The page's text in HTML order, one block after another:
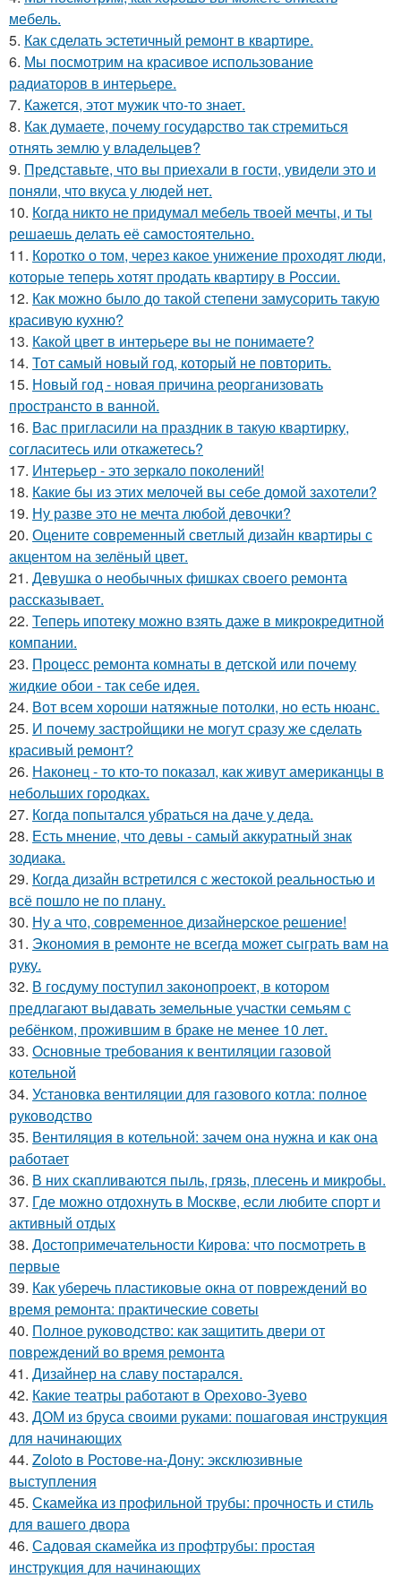
мебель.
5. Как сделать эстетичный ремонт в квартире.
6. Мы посмотрим на красивое использование
радиаторов в интерьере.
7. Кажется, этот мужик что-то знает.
8. Как думаете, почему государство так стремиться
отнять землю у владельцев?
9. Представьте, что вы приехали в гости, увидели это и
поняли, что вкуса у людей нет.
10. Когда никто не придумал мебель твоей мечты, и ты
решаешь делать её самостоятельно.
11. Коротко о том, через какое унижение проходят люди,
которые теперь хотят продать квартиру в России.
12. Как можно было до такой степени замусорить такую
красивую кухню?
13. Какой цвет в интерьере вы не понимаете?
14. Тот самый новый год, который не повторить.
15. Новый год - новая причина реорганизовать
пространсто в ванной.
16. Вас пригласили на праздник в такую квартирку,
согласитесь или откажетесь?
17. Интерьер - это зеркало поколений!
18. Какие бы из этих мелочей вы себе домой захотели?
19. Ну разве это не мечта любой девочки?
20. Оцените современный светлый дизайн квартиры с
акцентом на зелёный цвет.
21. Девушка о необычных фишках своего ремонта
рассказывает.
22. Теперь ипотеку можно взять даже в микрокредитной
компании.
23. Процесс ремонта комнаты в детской или почему
жидкие обои - так себе идея.
24. Вот всем хороши натяжные потолки, но есть нюанс.
25. И почему застройщики не могут сразу же сделать
красивый ремонт?
26. Наконец - то кто-то показал, как живут американцы в
небольших городках.
27. Когда попытался убраться на даче у деда.
28. Есть мнение, что девы - самый аккуратный знак
зодиака.
29. Когда дизайн встретился с жестокой реальностью и
всё пошло не по плану.
30. Ну а что, современное дизайнерское решение!
31. Экономия в ремонте не всегда может сыграть вам на
руку.
32. В госдуму поступил законопроект, в котором
предлагают выдавать земельные участки семьям с
ребёнком, прожившим в браке не менее 10 лет.
33. Основные требования к вентиляции газовой
котельной
34. Установка вентиляции для газового котла: полное
руководство
35. Вентиляция в котельной: зачем она нужна и как она
работает
36. В них скапливаются пыль, грязь, плесень и микробы.
37. Где можно отдохнуть в Москве, если любите спорт и
активный отдых
38. Достопримечательности Кирова: что посмотреть в
первые
39. Как уберечь пластиковые окна от повреждений во
время ремонта: практические советы
40. Полное руководство: как защитить двери от
повреждений во время ремонта
41. Дизайнер на славу постарался.
42. Какие театры работают в Орехово-Зуево
43. ДОМ из бруса своими руками: пошаговая инструкция
для начинающих
44. Zoloto в Ростове-на-Дону: эксклюзивные
выступления
45. Скамейка из профильной трубы: прочность и стиль
для вашего двора
46. Садовая скамейка из профтрубы: простая
инструкция для начинающих